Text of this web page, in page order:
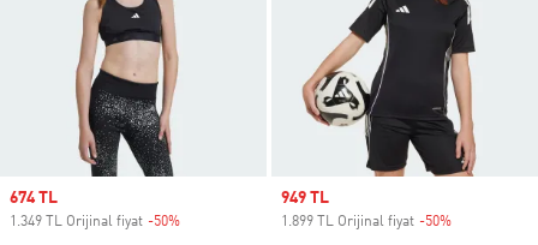
Sale price
674 TL
1.349 TL Orijinal fiyat -50%
Sale price
949 TL
1.899 TL Orijinal fiyat -50%